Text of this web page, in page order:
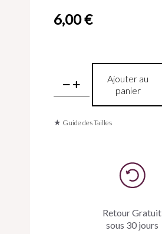
6,00€
Boîte
Ajouter au
panier
★ Guide des Tailles
Retour Gratuit
sous 30 jours